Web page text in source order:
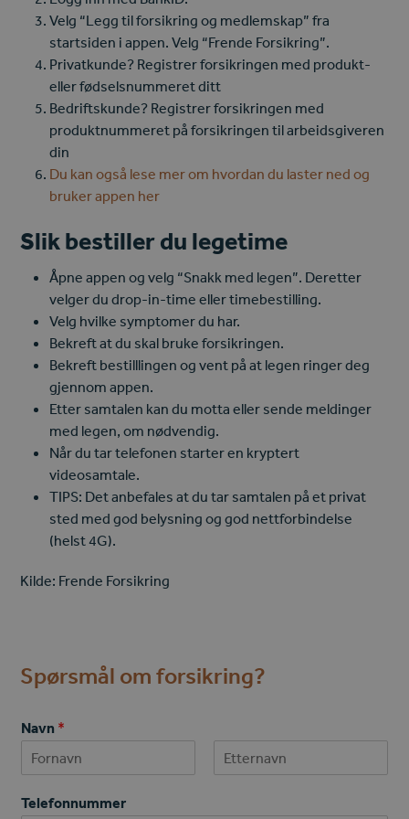
Velg “Legg til forsikring og medlemskap” fra
startsiden i appen. Velg “Frende Forsikring”.
Privatkunde? Registrer forsikringen med produkt-
eller fødselsnummeret ditt
Bedriftskunde? Registrer forsikringen med
produktnummeret på forsikringen til arbeidsgiveren
din
Du kan også lese mer om hvordan du laster ned og
bruker appen her
Slik bestiller du legetime
Åpne appen og velg “Snakk med legen”. Deretter
velger du drop-in-time eller timebestilling.
Velg hvilke symptomer du har.
Bekreft at du skal bruke forsikringen.
Bekreft bestilllingen og vent på at legen ringer deg
gjennom appen.
Etter samtalen kan du motta eller sende meldinger
med legen, om nødvendig.
Når du tar telefonen starter en kryptert
videosamtale.
TIPS: Det anbefales at du tar samtalen på et privat
sted med god belysning og god nettforbindelse
(helst 4G).
Kilde: Frende Forsikring
Spørsmål om forsikring?
E
p
s
Navn *
Telefonnummer